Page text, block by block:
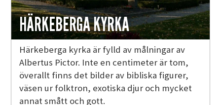
HÄRKEBERGA KYRKA
Härkeberga kyrka är fylld av målningar av
Albertus Pictor. Inte en centimeter är tom,
överallt finns det bilder av bibliska figurer,
väsen ur folktron, exotiska djur och mycket
annat smått och gott.